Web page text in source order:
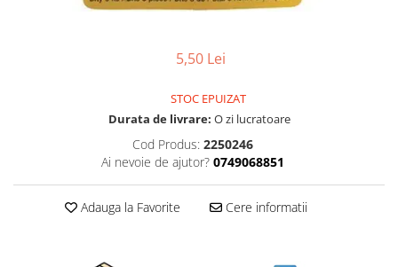
Accesorii pentru faianta, gresie si
Accesorii polizare si slefuire
Accesorii vopsire si tencuire
5,50 Lei
STOC EPUIZAT
Durata de livrare: O zi lucratoare
Cod Produs: 2250246
Ai nevoie de ajutor? 0749068851
Adauga la Favorite Cere informatii